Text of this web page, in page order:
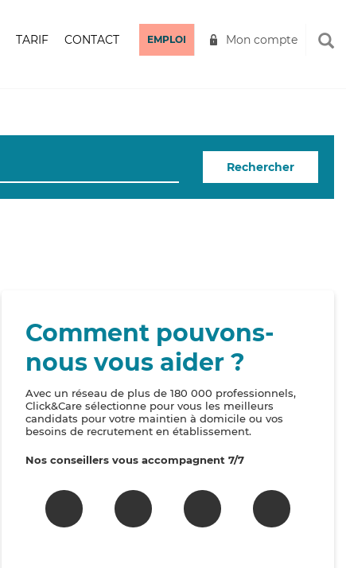
TARIF CONTACT EMPLOI Mon compte
Rechercher
Comment pouvons-
nous vous aider ?
Avec un réseau de plus de 180 000 professionnels,
Click&Care sélectionne pour vous les meilleurs
candidats pour votre maintien à domicile ou vos
besoins de recrutement en établissement.
Nos conseillers vous accompagnent 7/7